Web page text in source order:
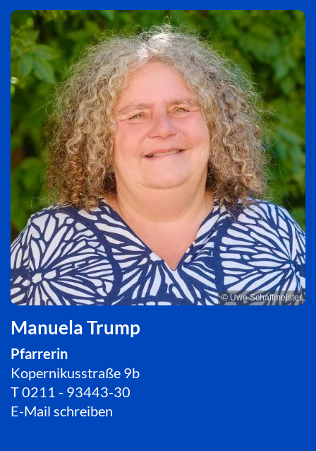
© Uwe Schaffmeister
Manuela Trump
Pfarrerin
Kopernikusstraße 9b
T0211 - 93443-30
E-Mail schreiben